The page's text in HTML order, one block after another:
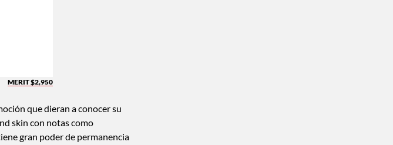
MERIT $2,950
que dieran a conocer su
skin con notas como
gran poder de permanencia